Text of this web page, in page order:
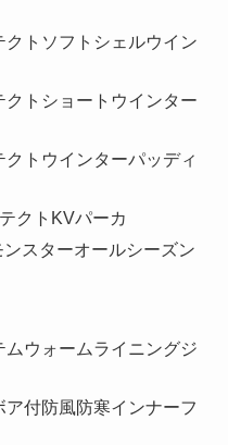
トソフトシェルウイン
トショートウインター
トウインターパッディ
クトKVパーカ
スターオールシーズン
ウォームライニングジ
付防風防寒インナーフ